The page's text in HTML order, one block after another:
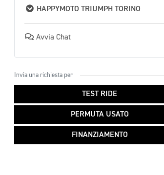
HAPPYMOTO TRIUMPH TORINO
Avvia Chat
Invia una richiesta per
TEST RIDE
PERMUTA USATO
FINANZIAMENTO